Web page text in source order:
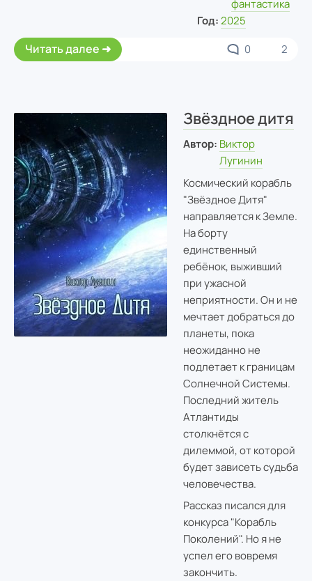
фантастика
Год: 2025
Читать далее 0 2
Звёздное дитя
Автор: Виктор
Лугинин
Космический корабль
"Звёздное Дитя"
направляется к Земле.
На борту
единственный
ребёнок, выживший
при ужасной
неприятности. Он и не
мечтает добраться до
планеты, пока
неожиданно не
подлетает к границам
Солнечной Системы.
Последний житель
Атлантиды
столкнётся с
дилеммой, от которой
будет зависеть судьба
человечества.
Рассказ писался для
конкурса "Корабль
Поколений". Но я не
успел его вовремя
закончить.